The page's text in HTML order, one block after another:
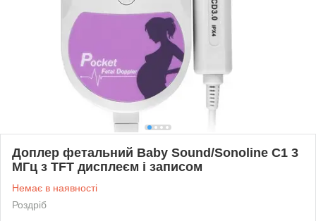
Доплер фетальний Baby Sound/Sonoline C1 3
МГц з TFT дисплеєм і записом
Немає в наявності
Роздріб